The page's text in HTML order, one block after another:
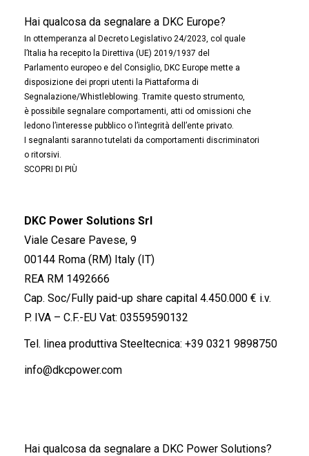
Hai qualcosa da segnalare a DKC Europe?
In ottemperanza al Decreto Legislativo 24/2023, col quale
l’Italia ha recepito la Direttiva (UE) 2019/1937 del
Parlamento europeo e del Consiglio, DKC Europe mette a
disposizione dei propri utenti la Piattaforma di
Segnalazione/Whistleblowing. Tramite questo strumento,
è possibile segnalare comportamenti, atti od omissioni che
ledono l’interesse pubblico o l’integrità dell’ente privato.
I segnalanti saranno tutelati da comportamenti discriminatori
o ritorsivi.
SCOPRI DI PIÙ
DKC Power Solutions Srl
Viale Cesare Pavese, 9
00144 Roma (RM) Italy (IT)
REA RM 1492666
Cap. Soc/Fully paid-up share capital 4.450.000 € i.v.
P. IVA – C.F.-EU Vat: 03559590132
Tel. linea produttiva Steeltecnica: +39 0321 9898750
info@dkcpower.com
Hai qualcosa da segnalare a DKC Power Solutions?